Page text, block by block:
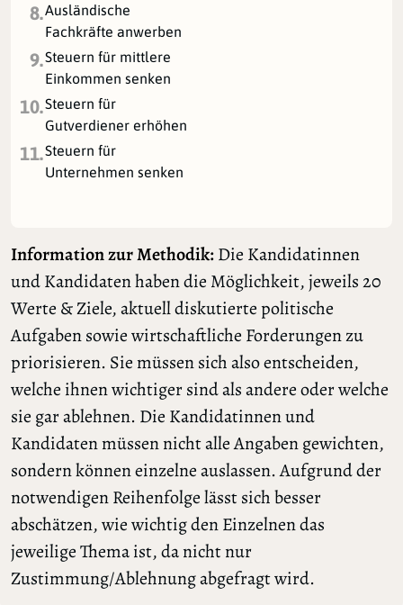
8.Ausländische
Fachkräfte anwerben
9.Steuern für mittlere
Einkommen senken
10.Steuern für
Gutverdiener erhöhen
11.Steuern für
Unternehmen senken
Information zur Methodik:Die Kandidatinnen
und Kandidaten haben die Möglichkeit, jeweils 20
Werte & Ziele, aktuell diskutierte politische
Aufgaben sowie wirtschaftliche Forderungen zu
priorisieren. Sie müssen sich also entscheiden,
welche ihnen wichtiger sind als andere oder welche
sie gar ablehnen. Die Kandidatinnen und
Kandidaten müssen nicht alle Angaben gewichten,
sondern können einzelne auslassen. Aufgrund der
notwendigen Reihenfolge lässt sich besser
abschätzen, wie wichtig den Einzelnen das
jeweilige Thema ist, da nicht nur
Zustimmung/Ablehnung abgefragt wird.